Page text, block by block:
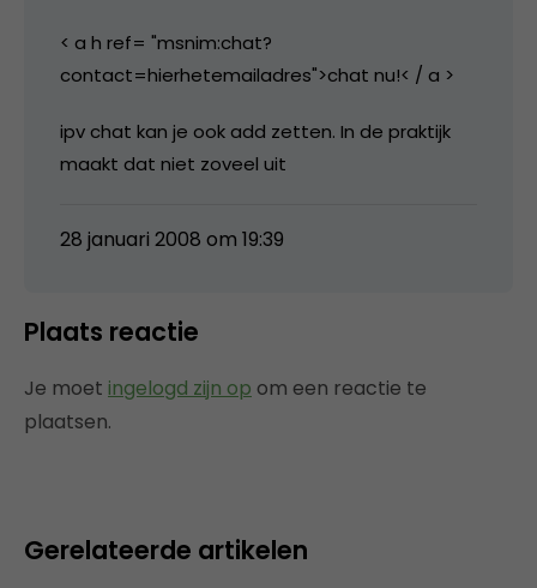
< a h ref= "msnim:chat?
contact=hierhetemailadres">chat nu!< / a >
ipv chat kan je ook add zetten. In de praktijk
maakt dat niet zoveel uit
28 januari 2008 om 19:39
Plaats reactie
Je moet ingelogd zijn op om een reactie te
plaatsen.
Gerelateerde artikelen